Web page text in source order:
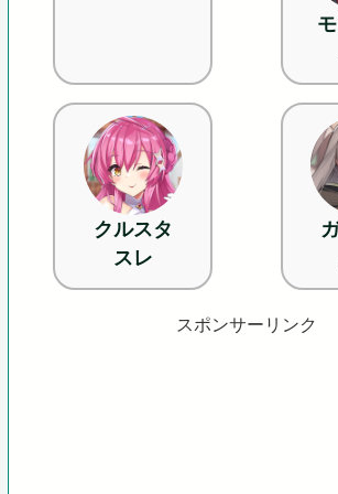
クルスタ
スレ
スポンサーリンク